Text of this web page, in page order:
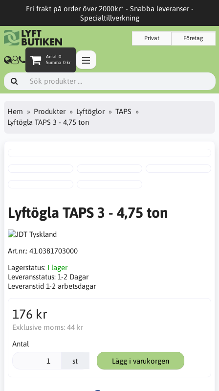
Fri frakt på order över 2000kr* - Snabba leveranser -
Specialtillverkning
Privat Företag
Antal 0
Summa 0 kr
Hem Produkter Lyftöglor
TAPS
Lyftögla TAPS 3 - 4,75 ton
Lyftögla TAPS 3 - 4,75 ton
Art.nr.: 41.0381703000
Lagerstatus: I lager
Leveransstatus: 1-2 Dagar
Leveranstid 1-2 arbetsdagar
176 kr
Exklusive moms: 44 kr
Antal
st Lägg i varukorgen